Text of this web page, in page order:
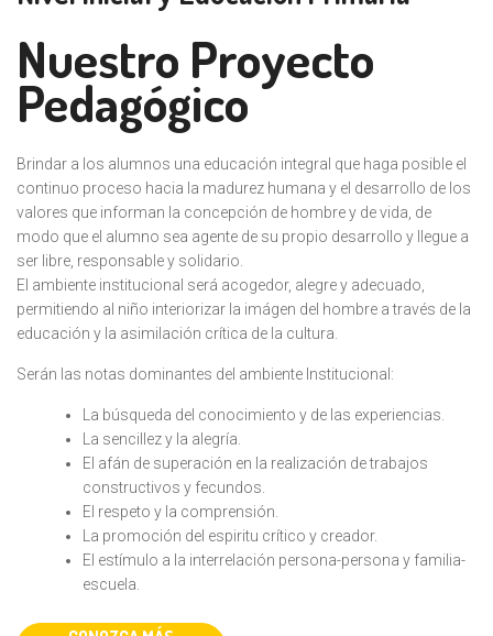
Nuestro Proyecto
Pedagógico
Brindar a los alumnos una educación integral que haga posible el
continuo proceso hacia la madurez humana y el desarrollo de los
valores que informan la concepción de hombre y de vida, de
modo que el alumno sea agente de su propio desarrollo y llegue a
ser libre, responsable y solidario.
El ambiente institucional será acogedor, alegre y adecuado,
permitiendo al niño interiorizar la imágen del hombre a través de la
educación y la asimilación crítica de la cultura.
Serán las notas dominantes del ambiente Institucional:
La búsqueda del conocimiento y de las experiencias.
La sencillez y la alegría.
El afán de superación en la realización de trabajos
constructivos y fecundos.
El respeto y la comprensión.
La promoción del espiritu crítico y creador.
El estímulo a la interrelación persona-persona y familia-
escuela.